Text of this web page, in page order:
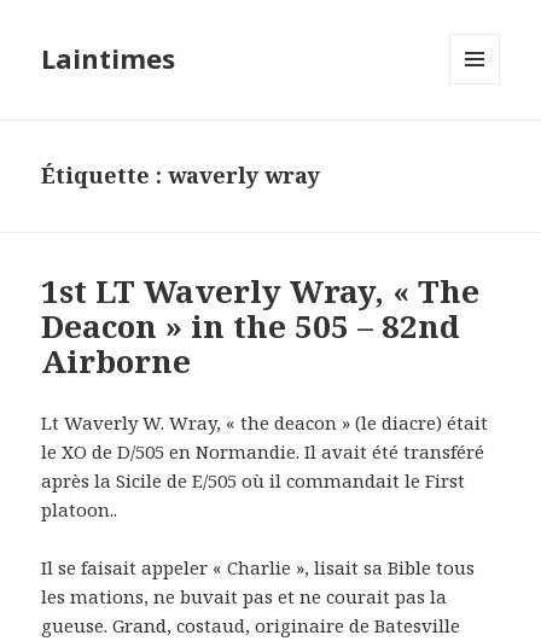
Laintimes
Étiquette :waverly wray
1st LT Waverly Wray, « The
Deacon » in the 505 – 82nd
Airborne
Lt Waverly W. Wray, « the deacon » (le diacre) était
le XO de D/505 en Normandie. Il avait été transféré
après la Sicile de E/505 où il commandait le First
platoon..
Il se faisait appeler « Charlie », lisait sa Bible tous
les mations, ne buvait pas et ne courait pas la
gueuse. Grand, costaud, originaire de Batesville